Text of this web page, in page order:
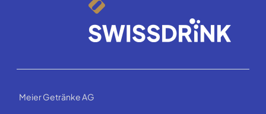
Meier Getränke AG